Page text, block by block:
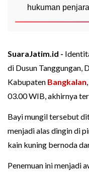
hukuman
SuaraJatim.id -
di Dusun Tanggungan,
Kabupaten Bangkalan
03.00 WIB, akhirnya
Bayi mungil tersebut
menjadi alas dingin di
kain kuning bernoda
Penemuan ini menjadi